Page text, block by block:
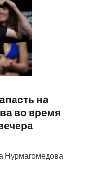
на
во время
Нурмагомедова